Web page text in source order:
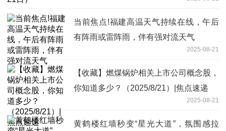
当前焦点!福建高温天气持续在线，午后
有阵雨或雷阵雨，伴有强对流天气
2025-08-21
【收藏】燃煤锅炉相关上市公司概念股，
你知道多少？（2025/8/21）|焦点速递
2025-08-21
黄鹤楼红墙秒变“星光大道”，氛围感拉